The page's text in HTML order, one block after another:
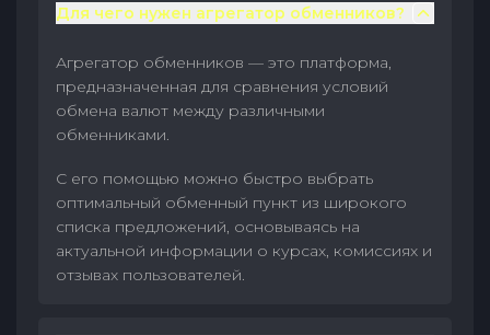
Для чего нужен агрегатор обменников?
Агрегатор обменников — это платформа,
предназначенная для сравнения условий
обмена валют между различными
обменниками.
С его помощью можно быстро выбрать
оптимальный обменный пункт из широкого
списка предложений, основываясь на
актуальной информации о курсах, комиссиях и
отзывах пользователей.